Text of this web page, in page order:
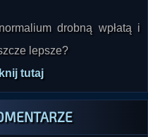
drobną wpłatą i
lepsze?
tutaj